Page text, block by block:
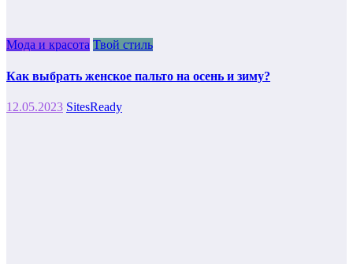
Мода и красота Твой стиль
Как выбрать женское пальто на осень и зиму?
12.05.2023 SitesReady